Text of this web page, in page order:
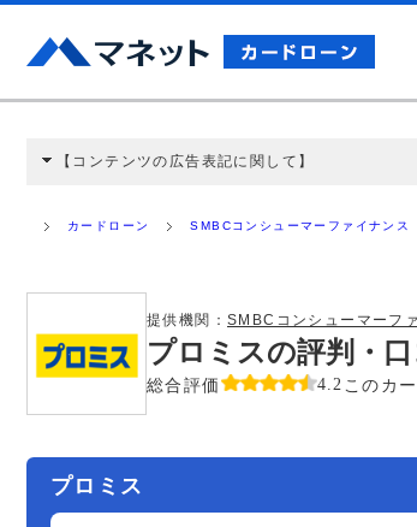
【コンテンツの広告表記に関して】
ミ収集などに基づき、公平性を担保した情報提供を
カードローン SMBCコンシューマーファイナンス
提供機関： SMBCコンシューマーフ
プロミスの評判・
総合評価 4.2 このカ
プロミス